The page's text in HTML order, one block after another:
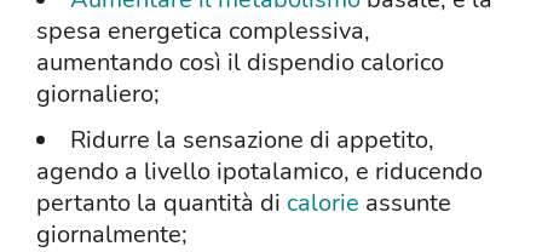
spesa energetica complessiva,
aumentando così il dispendio calorico
giornaliero;
Ridurre la sensazione di appetito,
agendo a livello ipotalamico, e riducendo
pertanto la quantità di calorie assunte
giornalmente;